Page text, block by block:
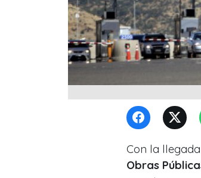
Con la
Obras